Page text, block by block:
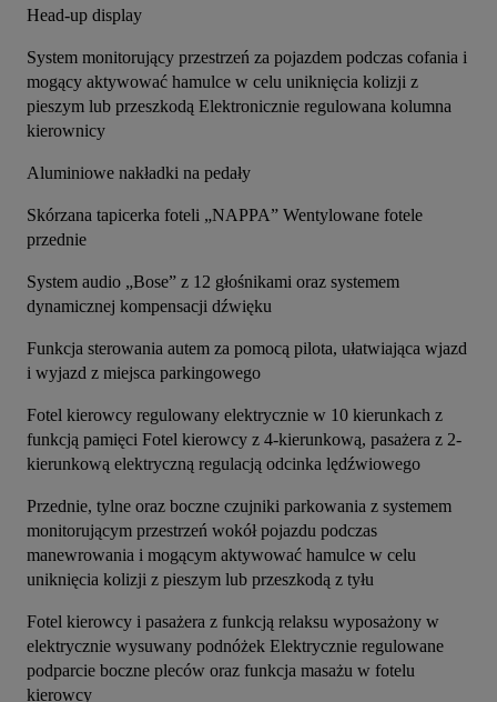
Head-up display
System monitorujący przestrzeń za pojazdem podczas cofania i
mogący aktywować hamulce w celu uniknięcia kolizji z
pieszym lub przeszkodą Elektronicznie regulowana kolumna
kierownicy
Aluminiowe nakładki na pedały
Skórzana tapicerka foteli „NAPPA” Wentylowane fotele
przednie
System audio „Bose” z 12 głośnikami oraz systemem
dynamicznej kompensacji dźwięku
Funkcja sterowania autem za pomocą pilota, ułatwiająca wjazd
i wyjazd z miejsca parkingowego
Fotel kierowcy regulowany elektrycznie w 10 kierunkach z
funkcją pamięci Fotel kierowcy z 4-kierunkową, pasażera z 2-
kierunkową elektryczną regulacją odcinka lędźwiowego
Przednie, tylne oraz boczne czujniki parkowania z systemem
monitorującym przestrzeń wokół pojazdu podczas
manewrowania i mogącym aktywować hamulce w celu
uniknięcia kolizji z pieszym lub przeszkodą z tyłu
Fotel kierowcy i pasażera z funkcją relaksu wyposażony w
elektrycznie wysuwany podnóżek Elektrycznie regulowane
podparcie boczne pleców oraz funkcja masażu w fotelu
kierowcy